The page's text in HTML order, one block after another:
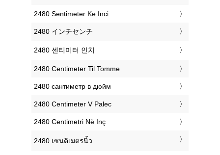
‎2480 Sentimeter Ke Inci
‎2480 インチセンチ
‎2480 센티미터 인치
‎2480 Centimeter Til Tomme
‎2480 сантиметр в дюйм
‎2480 Centimeter V Palec
‎2480 Centimetri Në Inç
‎2480 เซนติเมตรนิ้ว